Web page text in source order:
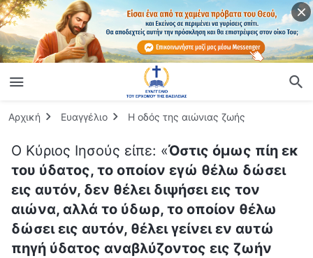
Αρχική Ευαγγέλιο Η οδός της αιώνιας ζωής
Ο Κύριος Ιησούς είπε: «Όστις όμως πίη εκ
του ύδατος, το οποίον εγώ θέλω δώσει
εις αυτόν, δεν θέλει διψήσει εις τον
αιώνα, αλλά το ύδωρ, το οποίον θέλω
δώσει εις αυτόν, θέλει γείνει εν αυτώ
πηγή ύδατος αναβλύζοντος εις ζωήν